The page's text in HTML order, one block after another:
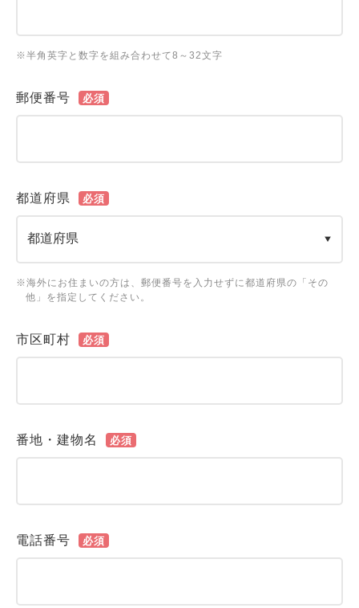
※半角英字と数字を組み合わせて8～32文字
郵便番号 必須
都道府県 必須
※海外にお住まいの方は、郵便番号を入力せずに都道府県の「その
他」を指定してください。
市区町村 必須
番地・建物名 必須
電話番号 必須